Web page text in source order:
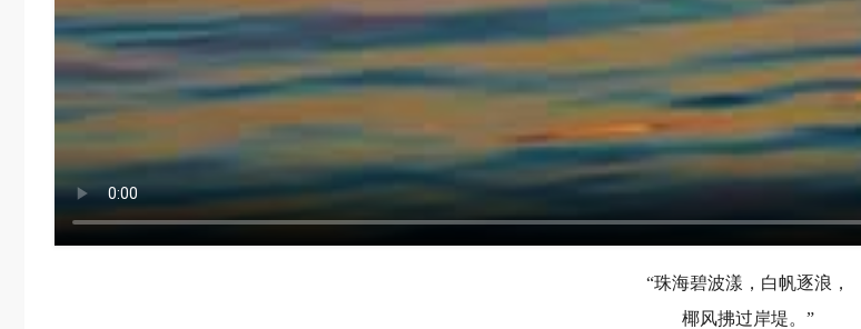
“珠海碧波漾，白帆逐浪，
椰风拂过岸堤。 ”